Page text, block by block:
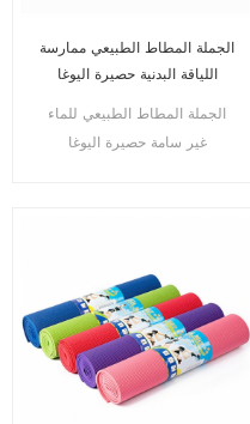
الجملة المطاط الطبيعي ممارسة
اللياقة البدنية حصيرة اليوغا
الجملة المطاط الطبيعي للماء
غير سامة حصيرة اليوغا